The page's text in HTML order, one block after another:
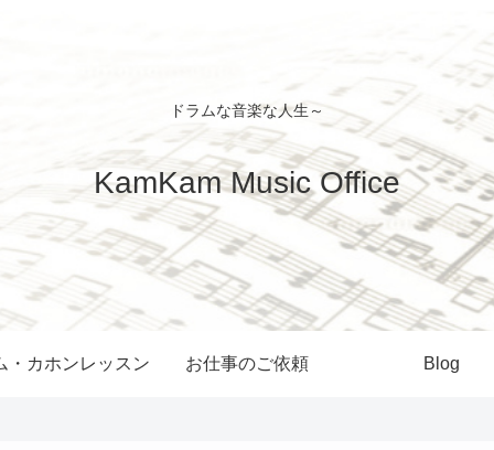
ドラムな音楽な人生～
KamKam Music Office
・カホンレッスン お仕事のご依頼 Blog